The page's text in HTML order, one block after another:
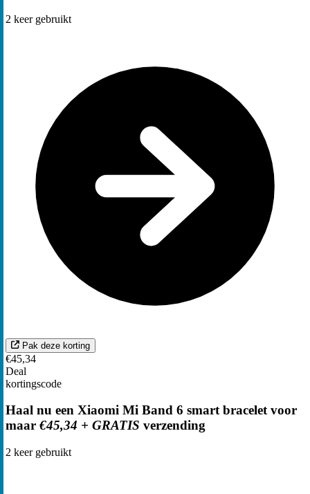
2 keer gebruikt
Pak deze korting
€45,34
Deal
kortingscode
Haal nu een Xiaomi Mi Band 6 smart bracelet voor
maar €45,34 + GRATIS verzending
2 keer gebruikt